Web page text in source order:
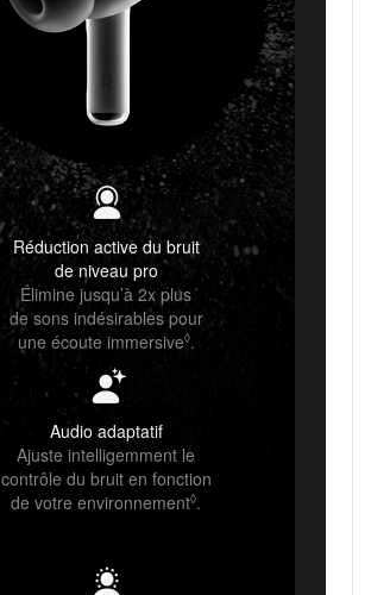
Réduction active du bruit
de niveau pro
Élimine jusqu’à 2x plus
de sons indésirables pour
une écoute immersive◊Renvoi aux mentions
.
Audio adaptatif
Ajuste intelligemment le
contrôle du bruit en fonction
de votre environnement◊Renvoi aux mentions
.